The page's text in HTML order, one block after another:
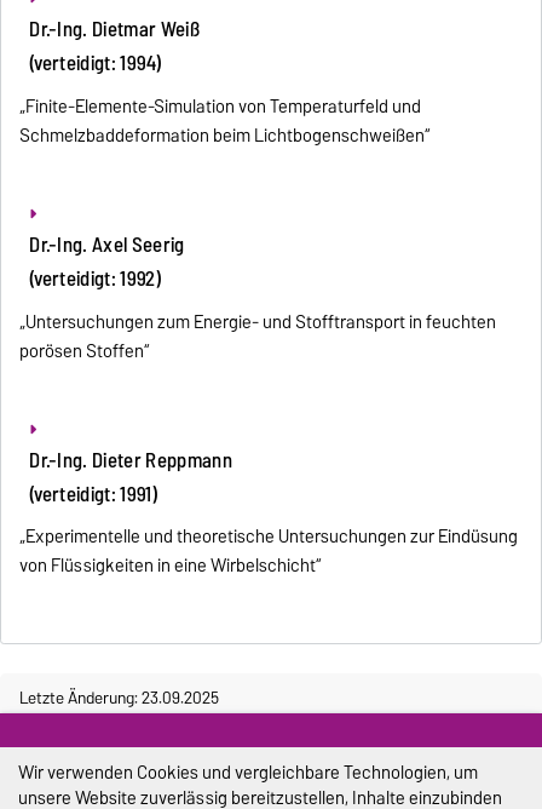
Dr.-Ing. Dietmar Weiß
(verteidigt: 1994)
„Finite-Elemente-Simulation von Temperaturfeld und
Schmelzbaddeformation beim Lichtbogenschweißen“
Dr.-Ing. Axel Seerig
(verteidigt: 1992)
„Untersuchungen zum Energie- und Stofftransport in feuchten
porösen Stoffen“
Dr.-Ing. Dieter Reppmann
(verteidigt: 1991)
„Experimentelle und theoretische Untersuchungen zur Eindüsung
von Flüssigkeiten in eine Wirbelschicht“
Letzte Änderung: 23.09.2025
Impressum
Wir verwenden Cookies und vergleichbare Technologien, um
unsere Website zuverlässig bereitzustellen, Inhalte einzubinden